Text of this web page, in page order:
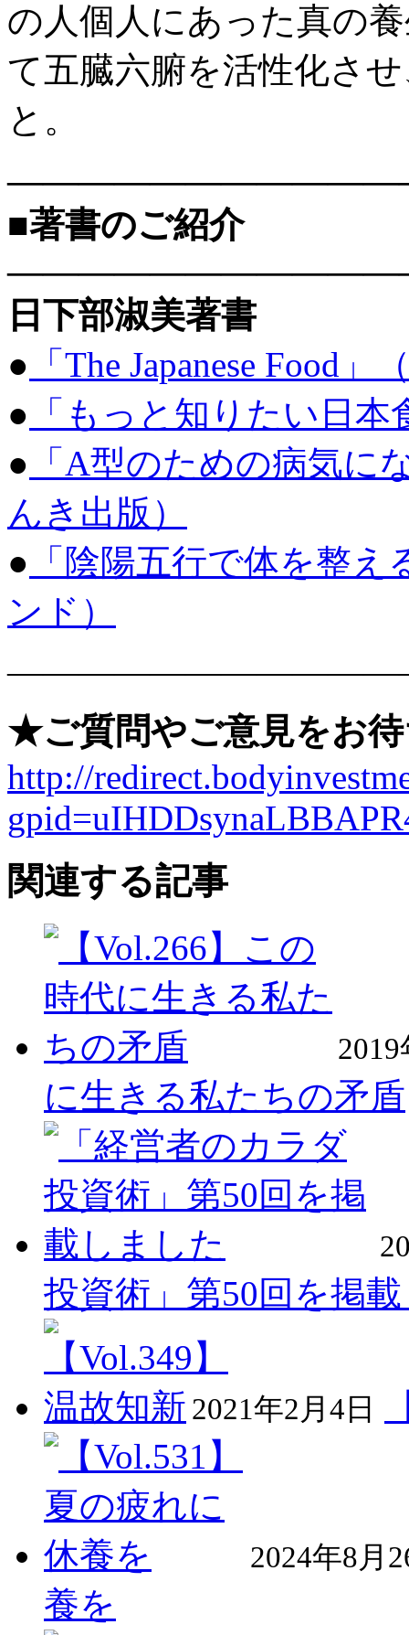
の人個人にあった真の
て五臓六腑を活性化さ
と。
■著書のご紹介
日下部淑美著書
● 「The Japanese Food
● 「もっと知りたい日
● 「A型のための病気に
んき出版）
● 「陰陽五行で体を整
ンド）
★ご質問やご意見をお
http://
関連する記事
に生きる私たちの矛盾
投資術」第50回を掲
2021年2月4日
2024年8月
養を